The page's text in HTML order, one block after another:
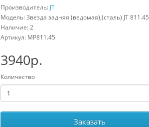
Производитель: JT
Модель: Звезда задняя (ведомая),(сталь) JT 811.45
Наличие: 2
Артикул: MP811.45
3940р.
Количество
Заказать